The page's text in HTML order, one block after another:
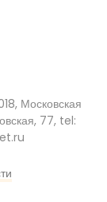
Московская
77, tel: